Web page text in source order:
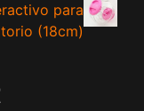
para
(18cm)